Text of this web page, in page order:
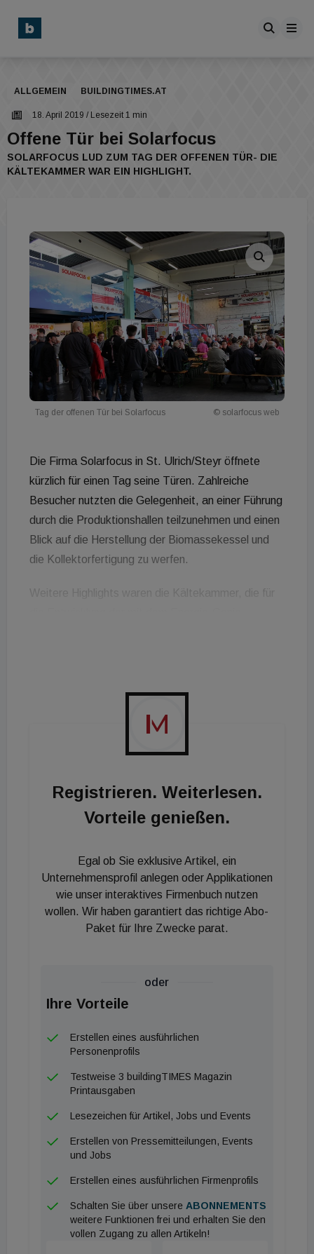
ALLGEMEIN BUILDINGTIMES.AT
18. April 2019 / Lesezeit 1 min
Offene Tür bei Solarfocus
SOLARFOCUS LUD ZUM TAG DER OFFENEN TÜR- DIE
KÄLTEKAMMER WAR EIN HIGHLIGHT.
Tag der offenen Tür bei Solarfocus © solarfocus web
Die Firma Solarfocus in St. Ulrich/Steyr öffnete
kürzlich für einen Tag seine Türen. Zahlreiche
Besucher nutzten die Gelegenheit, an einer Führung
durch die Produktionshallen teilzunehmen und einen
Blick auf die Herstellung der Biomassekessel und
die Kollektorfertigung zu werfen.
Weitere Highlights waren die Kältekammer, die für
ausführlich beraten zu lassen.
Registrieren. Weiterlesen.
Vorteile genießen.
Egal ob Sie exklusive Artikel, ein
Unternehmensprofil anlegen oder Applikationen
wie unser interaktives Firmenbuch nutzen
wollen. Wir haben garantiert das richtige Abo-
Paket für Ihre Zwecke parat.
oder
Ihre Vorteile
Erstellen eines ausführlichen
Personenprofils
Testweise 3 buildingTIMES Magazin
Printausgaben
Lesezeichen für Artikel, Jobs und Events
Erstellen von Pressemitteilungen, Events
und Jobs
Erstellen eines ausführlichen Firmenprofils
Schalten Sie über unsere ABONNEMENTS
weitere Funktionen frei und erhalten Sie den
vollen Zugang zu allen Artikeln!